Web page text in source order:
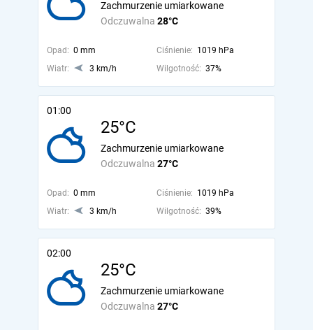
Odczuwalna 28°C
Zachmurzenie umiarkowane
Opad: 0 mm Ciśnienie: 1019 hPa
Wiatr:
3 km/h Wilgotność: 37%
01:00
25°C
Odczuwalna 27°C
Zachmurzenie umiarkowane
Opad: 0 mm Ciśnienie: 1019 hPa
Wiatr:
3 km/h Wilgotność: 39%
02:00
25°C
Odczuwalna 27°C
Zachmurzenie umiarkowane